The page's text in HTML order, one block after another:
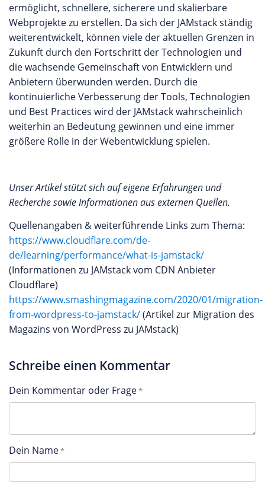
ermöglicht, schnellere, sicherere und skalierbare
Webprojekte zu erstellen. Da sich der JAMstack ständig
weiterentwickelt, können viele der aktuellen Grenzen in
Zukunft durch den Fortschritt der Technologien und
die wachsende Gemeinschaft von Entwicklern und
Anbietern überwunden werden. Durch die
kontinuierliche Verbesserung der Tools, Technologien
und Best Practices wird der JAMstack wahrscheinlich
weiterhin an Bedeutung gewinnen und eine immer
größere Rolle in der Webentwicklung spielen.
Unser Artikel stützt sich auf eigene Erfahrungen und
Recherche sowie Informationen aus externen Quellen.
Quellenangaben & weiterführende Links zum Thema:
https://www.cloudflare.com/de-
de/learning/performance/what-is-jamstack/
(Informationen zu JAMstack vom CDN Anbieter
Cloudflare)
https://www.smashingmagazine.com/2020/01/migration-
from-wordpress-to-jamstack/(Artikel zur Migration des
Magazins von WordPress zu JAMstack)
Schreibe einen Kommentar
Dein Kommentar oder Frage
Dein Name